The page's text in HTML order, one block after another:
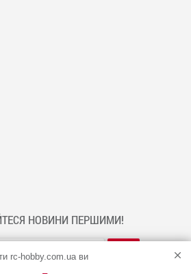
rc-hobby.com.ua ви
НОВИНИ ПЕРШИМИ!